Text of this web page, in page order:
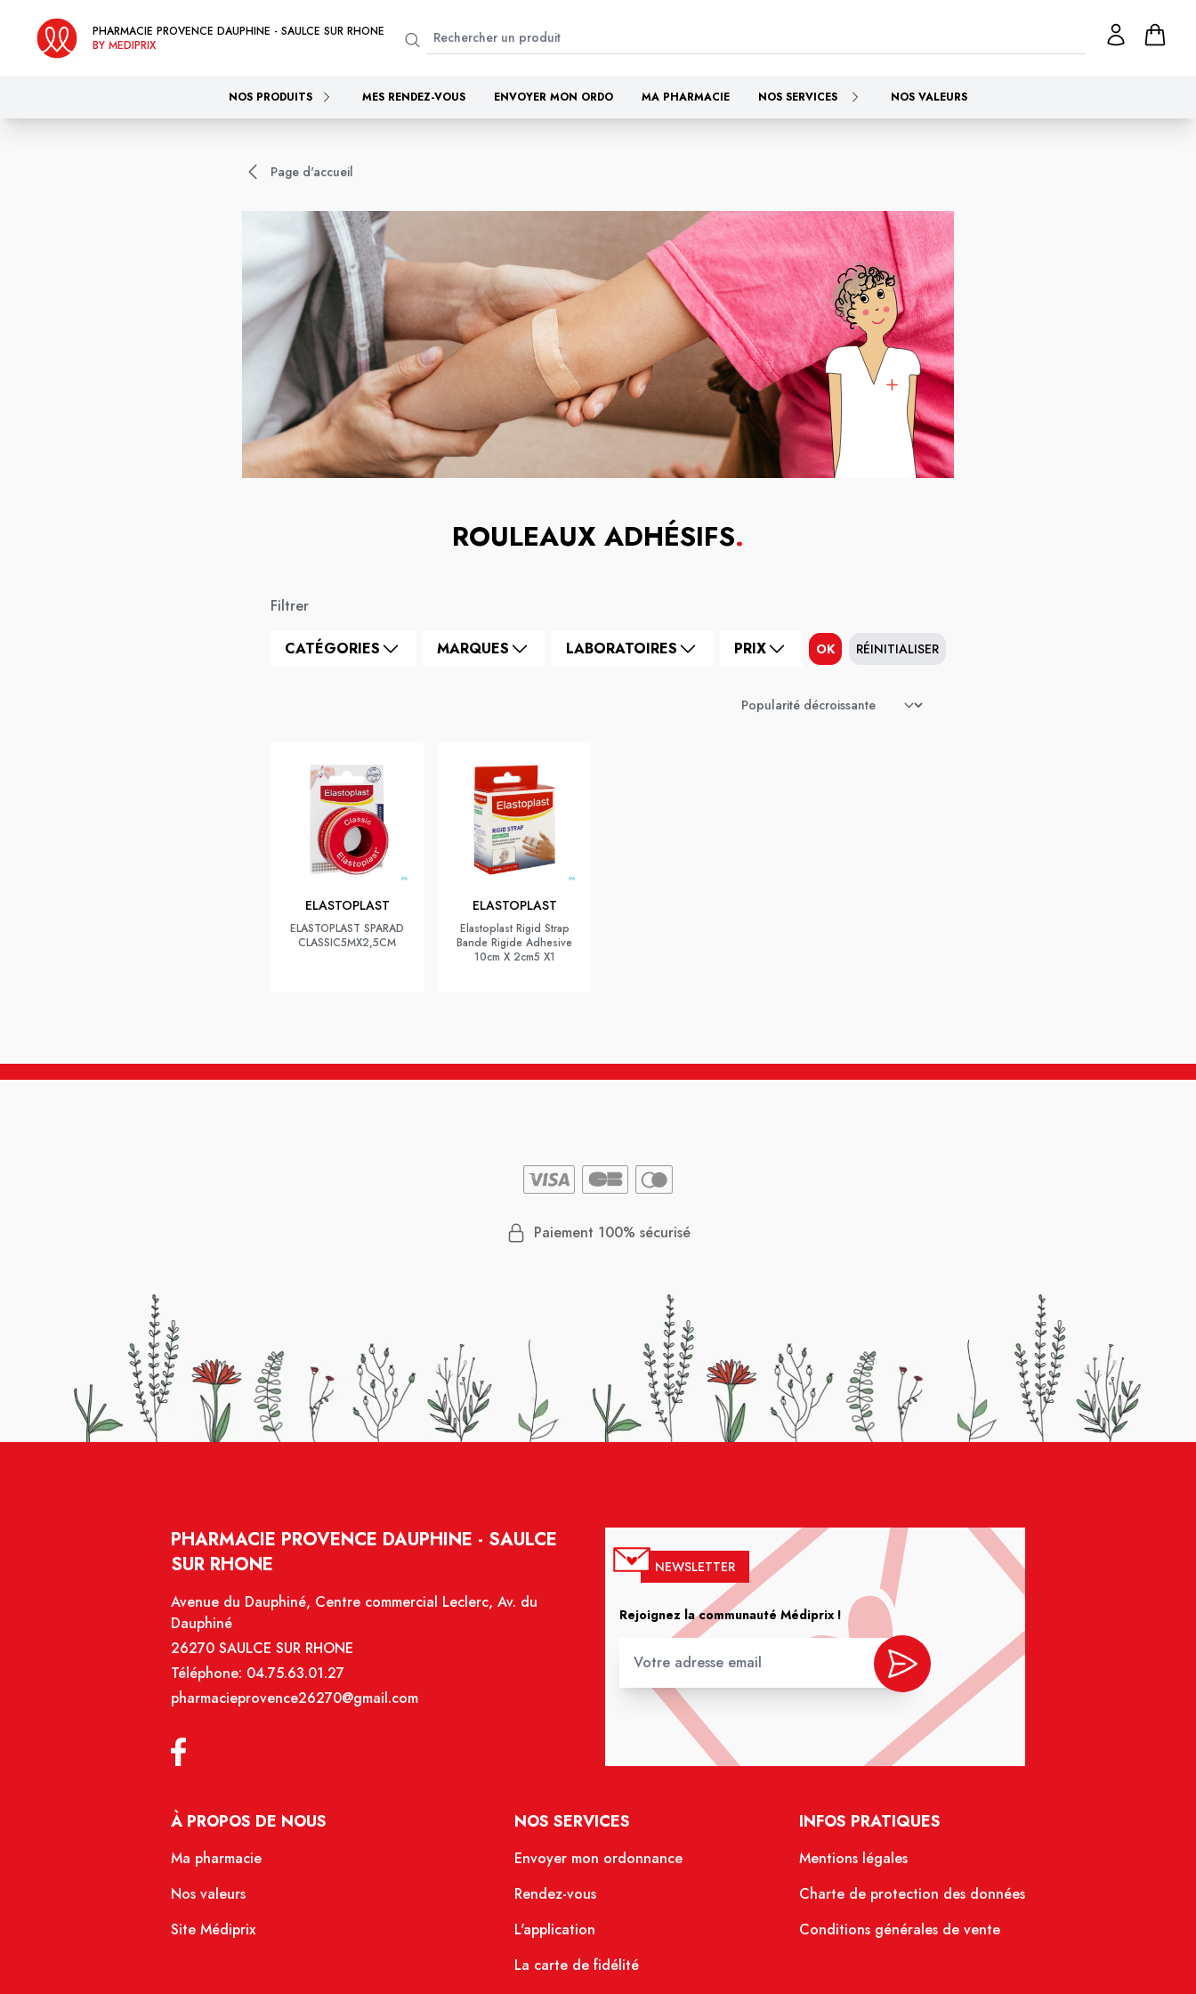
PHARMACIE PROVENCE DAUPHINE - SAULCE SUR RHONE
BY MEDIPRIX
NOS PRODUITS MES RENDEZ-VOUS ENVOYER MON ORDO MA PHARMACIE NOS SERVICES NOS VALEURS
Page d'accueil
ROULEAUX ADHÉSIFS.
Filtrer
CATÉGORIES MARQUES LABORATOIRES PRIX OK RÉINITIALISER
ELASTOPLAST
ELASTOPLAST SPARAD
CLASSIC5MX2,5CM
ELASTOPLAST
Elastoplast Rigid Strap
Bande Rigide Adhesive
10cm X 2cm5 X1
Paiement 100% sécurisé
PHARMACIE PROVENCE DAUPHINE - SAULCE
SUR RHONE
Avenue du Dauphiné, Centre commercial Leclerc, Av. du
Dauphiné
26270 SAULCE SUR RHONE
Téléphone: 04.75.63.01.27
pharmacieprovence26270@gmail.com
NEWSLETTER
Rejoignez la communauté Médiprix !
À PROPOS DE NOUS
Ma pharmacie
Nos valeurs
Site Médiprix
NOS SERVICES
Envoyer mon ordonnance
Rendez-vous
L'application
La carte de fidélité
INFOS PRATIQUES
Mentions légales
Charte de protection des données
Conditions générales de vente